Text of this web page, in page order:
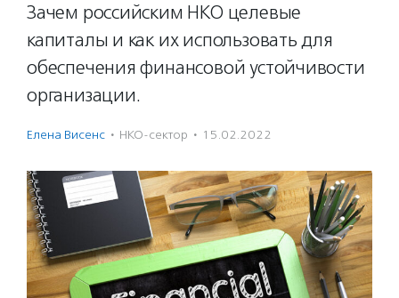
Зачем российским НКО целевые
капиталы и как их использовать для
обеспечения финансовой устойчивости
организации.
Елена Висенс · НКО-сектор · 15.02.2022